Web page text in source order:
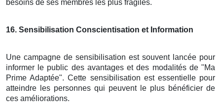
besoins de ses membres les plus fragiles.
16. Sensibilisation Conscientisation et Information
Une campagne de sensibilisation est souvent lancée pour
informer le public des avantages et des modalités de "Ma
Prime Adaptée". Cette sensibilisation est essentielle pour
atteindre les personnes qui peuvent le plus bénéficier de
ces améliorations.